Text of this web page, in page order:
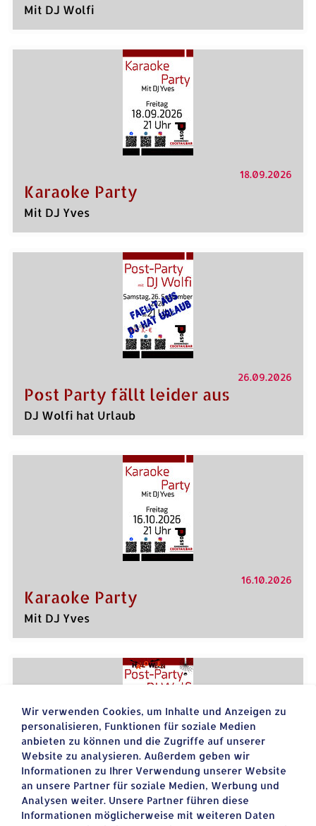
Mit DJ Wolfi
18.09.2026
Karaoke Party
Mit DJ Yves
26.09.2026
Post Party fällt leider aus
DJ Wolfi hat Urlaub
16.10.2026
Karaoke Party
Mit DJ Yves
31.10.2026
Post Party
Mit DJ Wolfi
Wir verwenden Cookies, um Inhalte und Anzeigen zu
personalisieren, Funktionen für soziale Medien
anbieten zu können und die Zugriffe auf unserer
Website zu analysieren. Außerdem geben wir
Informationen zu Ihrer Verwendung unserer Website
an unsere Partner für soziale Medien, Werbung und
Analysen weiter. Unsere Partner führen diese
Informationen möglicherweise mit weiteren Daten